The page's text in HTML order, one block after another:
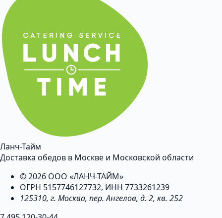
Ланч-Тайм
Доставка обедов в Москве и Московской области
© 2026 ООО «ЛАНЧ-ТАЙМ»
ОГРН 5157746127732, ИНН 7733261239
125310, г. Москва, пер. Ангелов, д. 2, кв. 252